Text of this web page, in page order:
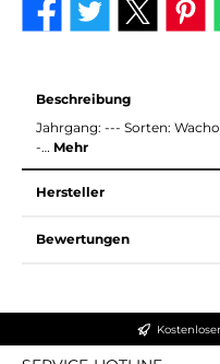
Beschreibung
Jahrgang: --- Sorten:
-… Mehr
Hersteller
Bewertungen